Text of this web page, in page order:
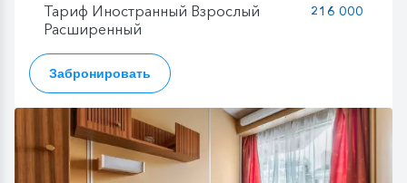
Тариф Иностранный Взрослый
Расширенный
216 000
Забронировать